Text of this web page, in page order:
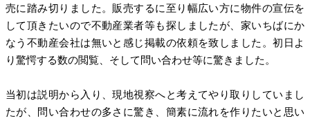
売に踏み切りました。販売するに至り幅広い方に物件の宣伝を
して頂きたいので不動産業者等も探しましたが、家いちばにか
なう不動産会社は無いと感じ掲載の依頼を致しました。初日よ
り驚愕する数の閲覧、そして問い合わせ等に驚きました。
当初は説明から入り、現地視察へと考えてやり取りしていまし
たが、問い合わせの多さに驚き、簡素に流れを作りたいと思い